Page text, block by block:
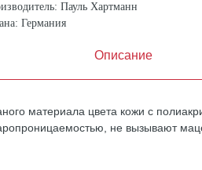
Пауль Хартманн
Германия
Описание
материала цвета кожи с
не вызывают